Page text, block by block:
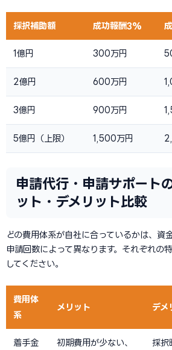
採択補助額 成功報酬3%
1億円 300万円
2億円 600万円
3億円 900万円
5億円（上限） 1,500万円
申請代行・申請サポート
ット・デメリット比較
どの費用体系が自社に合っているかは、資
申請回数によって異なります。それぞれの
してください。
費用体
系
メリット デメ
着手金
初期費用が少ない、
採択